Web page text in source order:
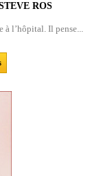
ROS
à l’hôpital. Il pense...